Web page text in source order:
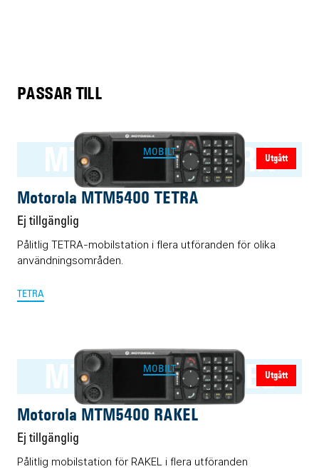
PASSAR TILL
Utgått
MTM5400 TETRA
MOBILT
Motorola MTM5400 TETRA
Ej tillgänglig
Pålitlig TETRA-mobilstation i flera utföranden för olika
användningsområden.
TETRA
Utgått
MTM5400 RAKEL
MOBILT
Motorola MTM5400 RAKEL
Ej tillgänglig
Pålitlig mobilstation för RAKEL i flera utföranden